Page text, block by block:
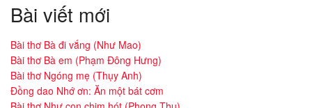
Bài viết mới
Bài thơ Bà đi vắng (Như Mao)
Bài thơ Bà em (Phạm Đông Hưng)
Bài thơ Ngóng mẹ (Thụy Anh)
Đồng dao Nhớ ơn: Ăn một bát cơm